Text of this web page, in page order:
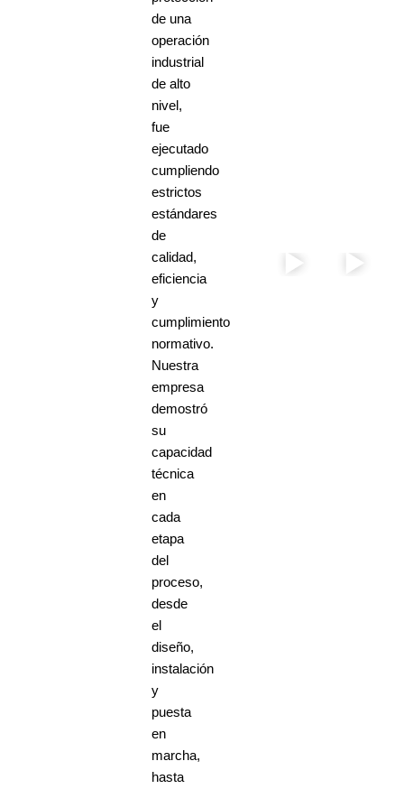
de una
operación
industrial
de alto
nivel,
fue
ejecutado
cumpliendo
estrictos
estándares
de
calidad,
eficiencia
y
cumplimiento
normativo.
Nuestra
empresa
demostró
su
capacidad
técnica
en
cada
etapa
del
proceso,
desde
el
diseño,
instalación
y
puesta
en
marcha,
hasta